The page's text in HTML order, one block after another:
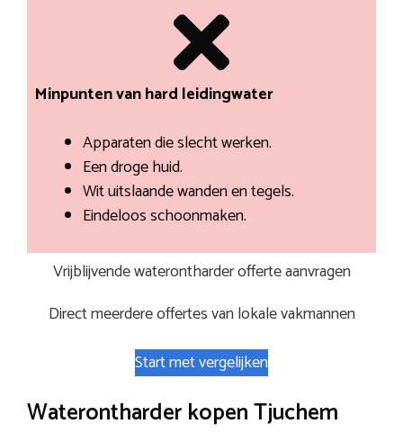
Minpunten van hard leidingwater
Apparaten die slecht werken.
Een droge huid.
Wit uitslaande wanden en tegels.
Eindeloos schoonmaken.
Vrijblijvende waterontharder offerte aanvragen
Direct meerdere offertes van lokale vakmannen
Start met vergelijken
Waterontharder kopen Tjuchem